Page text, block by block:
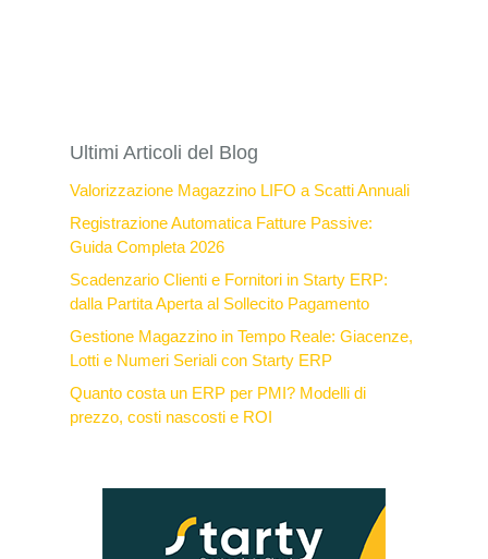
Ultimi Articoli del Blog
Valorizzazione Magazzino LIFO a Scatti Annuali
Registrazione Automatica Fatture Passive:
Guida Completa 2026
Scadenzario Clienti e Fornitori in Starty ERP:
dalla Partita Aperta al Sollecito Pagamento
Gestione Magazzino in Tempo Reale: Giacenze,
Lotti e Numeri Seriali con Starty ERP
Quanto costa un ERP per PMI? Modelli di
prezzo, costi nascosti e ROI